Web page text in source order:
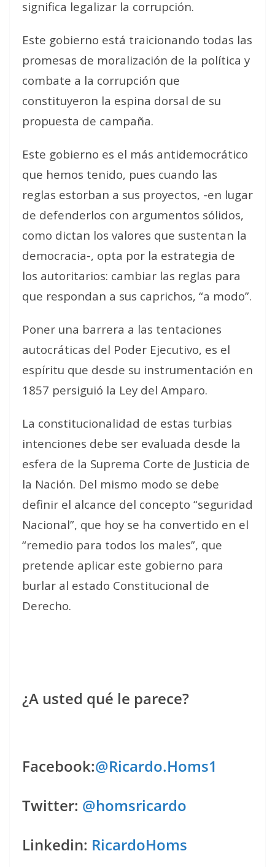
significa legalizar la corrupción.
Este gobierno está traicionando todas las
promesas de moralización de la política y
combate a la corrupción que
constituyeron la espina dorsal de su
propuesta de campaña.
Este gobierno es el más antidemocrático
que hemos tenido, pues cuando las
reglas estorban a sus proyectos, -en lugar
de defenderlos con argumentos sólidos,
como dictan los valores que sustentan la
democracia-, opta por la estrategia de
los autoritarios: cambiar las reglas para
que respondan a sus caprichos, “a modo”.
Poner una barrera a las tentaciones
autocráticas del Poder Ejecutivo, es el
espíritu que desde su instrumentación en
1857 persiguió la Ley del Amparo.
La constitucionalidad de estas turbias
intenciones debe ser evaluada desde la
esfera de la Suprema Corte de Justicia de
la Nación. Del mismo modo se debe
definir el alcance del concepto “seguridad
Nacional”, que hoy se ha convertido en el
“remedio para todos los males”, que
pretende aplicar este gobierno para
burlar al estado Constitucional de
Derecho.
¿A usted qué le parece?
Facebook:@Ricardo.Homs1
Twitter: @homsricardo
Linkedin: RicardoHoms